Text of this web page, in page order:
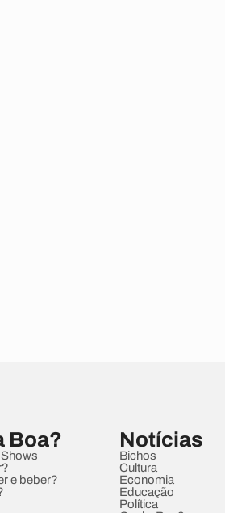
Boa?
e beber?
Notícias
Bichos
Cultura
Economia
Educação
Política